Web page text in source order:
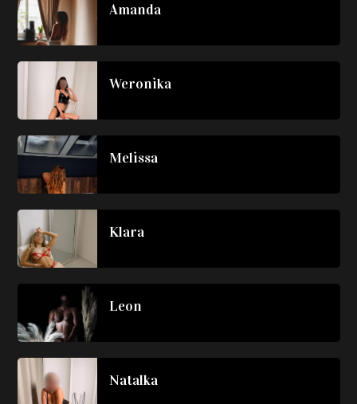
Amanda
Weronika
Melissa
Klara
Leon
Natalka